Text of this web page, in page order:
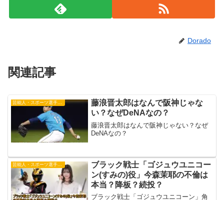
Dorado
関連記事
芸能人・スポーツ選手・有名人
藤浪晋太郎はなんで阪神じゃな
い？なぜDeNAなの？
藤浪晋太郎はなんで阪神じゃない？なぜ
DeNAなの？
ブラック戦士「ゴジュウユニコー
ン(すみの)役」今森茉耶の不倫は
本当？降板？続投？
ブラック戦士「ゴジュウユニコーン」角